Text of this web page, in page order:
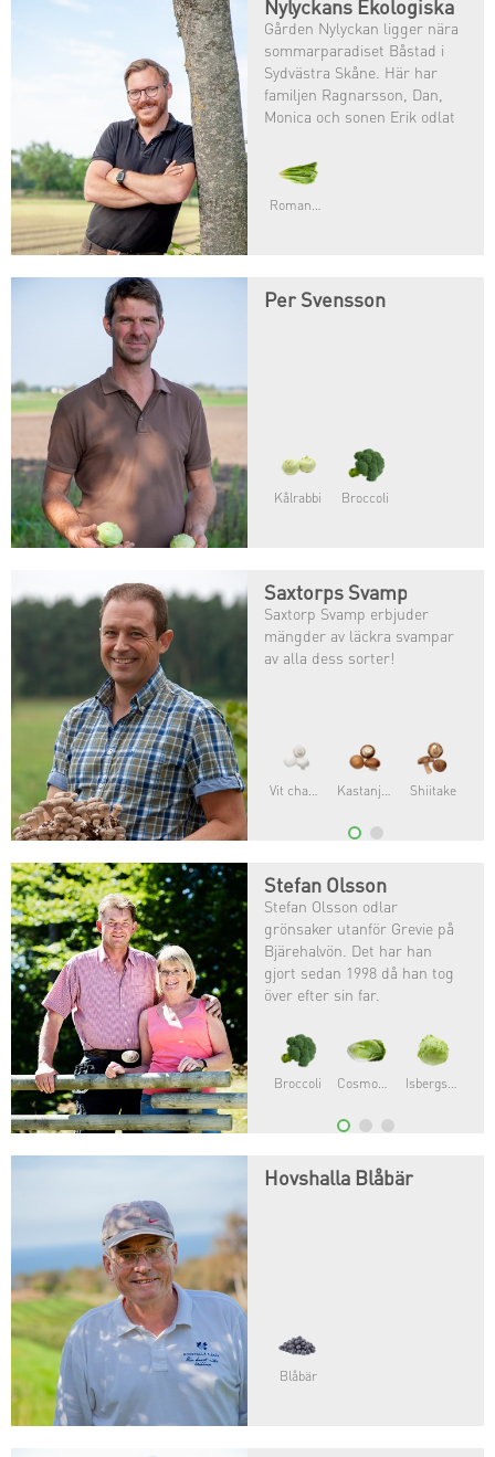
Nylyckans Ekologiska
Gården Nylyckan ligger nära
sommarparadiset Båstad i
Sydvästra Skåne. Här har
familjen Ragnarsson, Dan,
Monica och sonen Erik odlat
familjen tog over Dans
fädersgård.
Romansallat
Per Svensson
Kålrabbi Broccoli
Saxtorps Svamp
Saxtorp Svamp erbjuder
mängder av läckra svampar
av alla dess sorter!
Kantarell Trattkantarell Portabello
Stefan Olsson
Stefan Olsson odlar
grönsaker utanför Grevie på
Bjärehalvön. Det har han
gjort sedan 1998 då han tog
över efter sin far.
Romanesco Vitkål Rödkål
Hovshalla Blåbär
Blåbär